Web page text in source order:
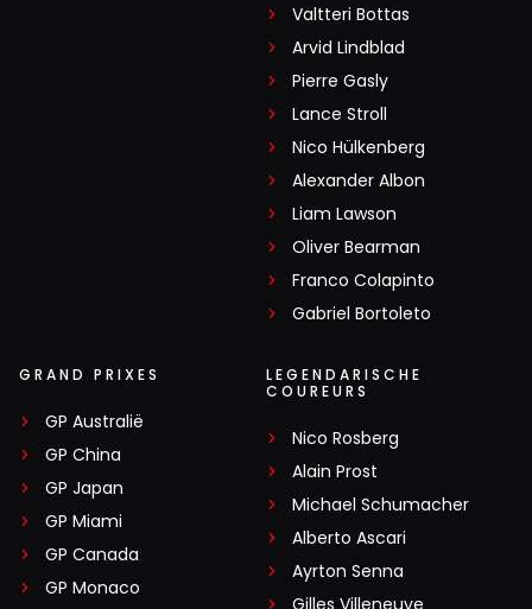
Valtteri Bottas
Arvid Lindblad
Pierre Gasly
Lance Stroll
Nico Hülkenberg
Alexander Albon
Liam Lawson
Oliver Bearman
Franco Colapinto
Gabriel Bortoleto
GRAND PRIXES
GP Australië
GP China
GP Japan
GP Miami
GP Canada
GP Monaco
LEGENDARISCHE
COUREURS
Nico Rosberg
Alain Prost
Michael Schumacher
Alberto Ascari
Ayrton Senna
Gilles Villeneuve